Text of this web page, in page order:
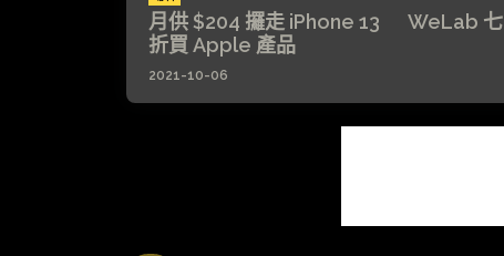
月供 $204 攞走 iPhone 13 WeLab 七
折買 Apple 產品
2021-10-06